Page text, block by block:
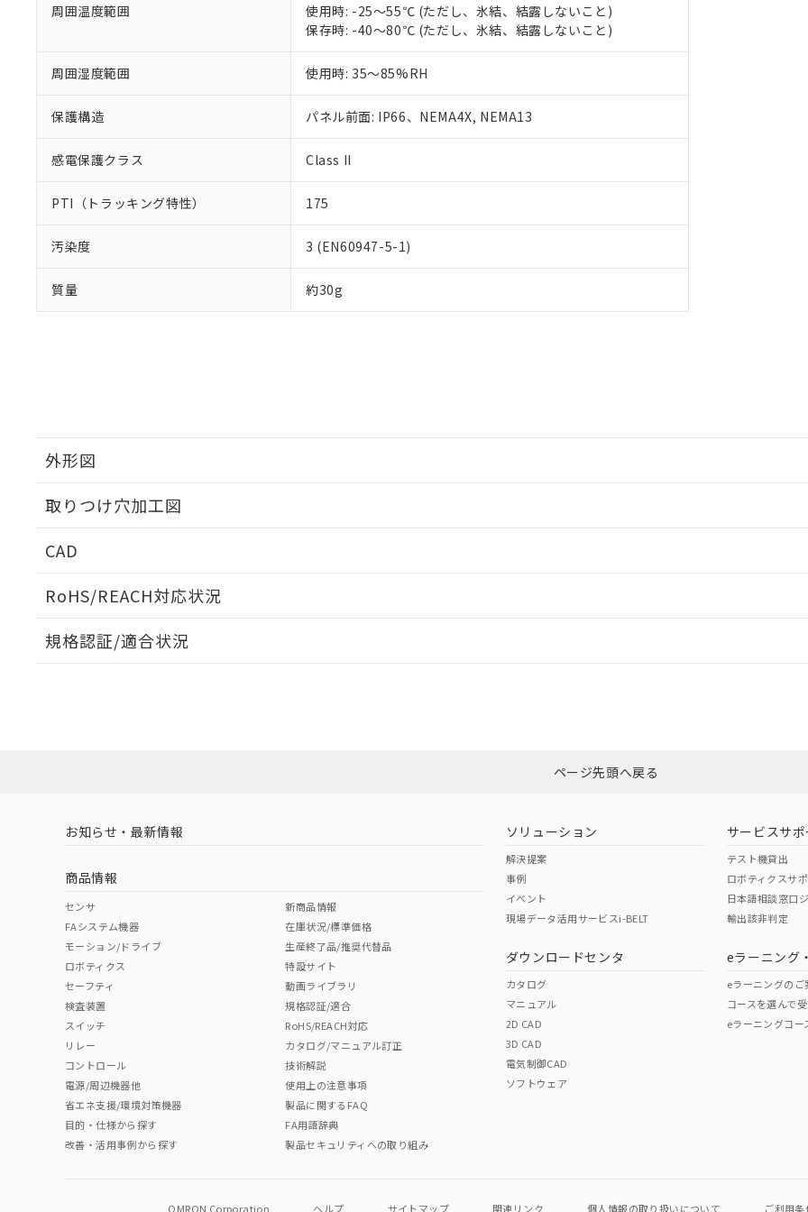
周囲温度範囲
使用時: -25～55℃ (ただし、氷結、結露しないこと)
保存時: -40～80℃ (ただし、氷結、結露しないこと)
周囲湿度範囲 使用時: 35～85%RH
保護構造 パネル前面: IP66、NEMA4X, NEMA13
感電保護クラス Class II
PTI（トラッキング特性） 175
汚染度 3 (EN60947-5-1)
質量 約30g
外形図
取りつけ穴加工図
CAD
RoHS/REACH対応状況
EU RoHS 注意事項・凡例
ダウンロードはこちら
中国 RoHS 注意事項・凡例
中国 RoHS表
Pb Hg Cr(VI)
"対応済み"や非含有の記載がされた商品であっても、流通在庫等で未対応品が混在する可能性があります。
非含有品が必要な際は、弊社営業部門もしくは販売店へお問い合わせください。
規格認証/適合状況
が、当社の製品・サービスに関するお客様との取引・商談に必要な範囲で利用する
さい。
※当社の共同利用者とは、"個人情報の共同利用に関して"
の「1.共同利用者の
いる法人を指します。
下記の非含有証明書をダウンロードすることができます。
EU RoHS指令（10物質）の非含有証明書
※本証明書は発行日時点で非含有を証明するもので、過去に遡って非含有を証明するも
また、RoHS指令のフタル酸エステル類４物質の対応では、対応完了までの期間は出
混在することから備考欄に対応日を記載しておりました。
既に当社にて対応品への在庫切替を完了していることから、特段のことがない限り、
り割愛しております。
合意する
ページ先頭へ戻る
お知らせ・最新情報
商品情報
センサ
FAシステム機器
モーション/ドライブ
ロボティクス
セーフティ
検査装置
スイッチ
リレー
コントロール
電源/周辺機器他
省エネ支援/環境対策機器
目的・仕様から探す
改善・活用事例から探す
新商品情報
在庫状況/標準価格
生産終了品/推奨代替品
特設サイト
動画ライブラリ
規格認証/適合
RoHS/REACH対応
カタログ/マニュアル訂正
技術解説
使用上の注意事項
製品に関するFAQ
FA用語辞典
製品セキュリティへの取り組み
ソリューション
解決提案
事例
イベント
現場データ活用サービスi-BELT
ダウンロードセンタ
カタログ
マニュアル
2D CAD
3D CAD
電気制御CAD
ソフトウェア
サービスサポ
テスト機貸出
ロボティクスサ
日本語相談窓口
輸出該非判定
eラーニング
eラーニングのご
コースを選んで
eラーニングコー
OMRON Corporation ヘルプ サイトマップ 関連リンク 個人情報の取り扱いについて ご利用条